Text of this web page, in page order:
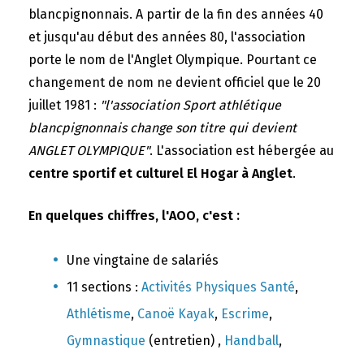
blancpignonnais. A partir de la fin des années 40
et jusqu'au début des années 80, l'association
porte le nom de l'Anglet Olympique. Pourtant ce
changement de nom ne devient officiel que le 20
juillet 1981 : "l'association Sport athlétique
blancpignonnais change son titre qui devient
ANGLET OLYMPIQUE". L'association est hébergée au
centre sportif et culturel El Hogar à Anglet.
En quelques chiffres, l'AOO, c'est :
Une vingtaine de salariés
11 sections : Activités Physiques Santé,
Athlétisme, Canoë Kayak, Escrime,
Gymnastique (entretien) , Handball,